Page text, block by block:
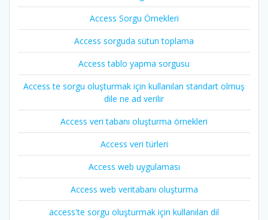
Access Sorgu Örnekleri
Access sorguda sütun toplama
Access tablo yapma sorgusu
Access te sorgu oluşturmak için kullanılan standart olmuş
dile ne ad verilir
Access veri tabanı oluşturma örnekleri
Access veri türleri
Access web uygulaması
Access web veritabanı oluşturma
access'te sorgu oluşturmak için kullanılan dil